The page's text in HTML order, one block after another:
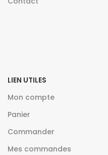
LIEN UTILES
Mon compte
Panier
Commander
Mes commandes